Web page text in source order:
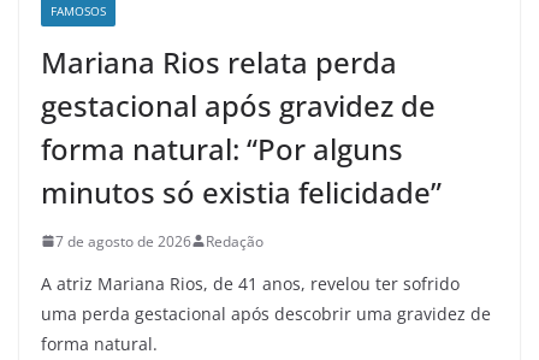
FAMOSOS
Mariana Rios relata perda
gestacional após gravidez de
forma natural: “Por alguns
minutos só existia felicidade”
7 de agosto de 2026 Redação
A atriz Mariana Rios, de 41 anos, revelou ter sofrido
uma perda gestacional após descobrir uma gravidez de
forma natural.